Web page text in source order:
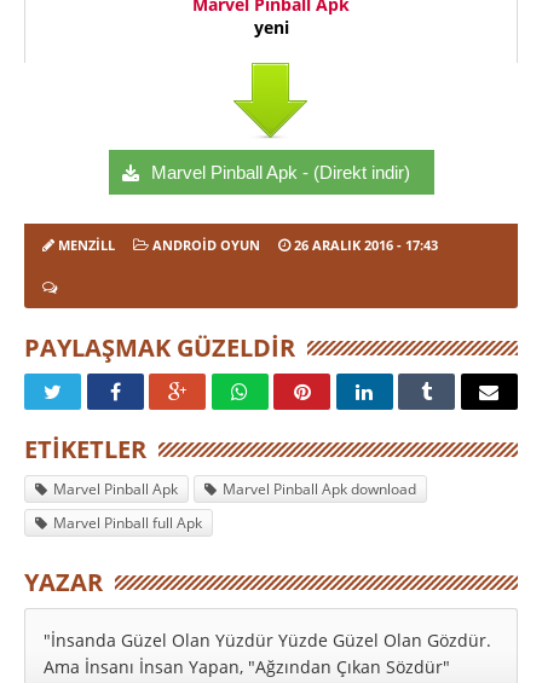
yeni
Marvel Pinball Apk - (Direkt indir)
MENZILL ANDROID OYUN 26 ARALIK 2016 - 17:43
PAYLAŞMAK GÜZELDIR
ETIKETLER
Marvel Pinball Apk
Marvel Pinball Apk download
Marvel Pinball full Apk
YAZAR
"İnsanda Güzel Olan Yüzdür Yüzde Güzel Olan Gözdür.
Ama İnsanı İnsan Yapan, "Ağzından Çıkan Sözdür"